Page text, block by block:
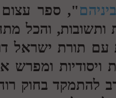
", ספר עצום
ותשובות, והכל
עם תורת
ויסודיות ומפרש
להתמקד בחוק